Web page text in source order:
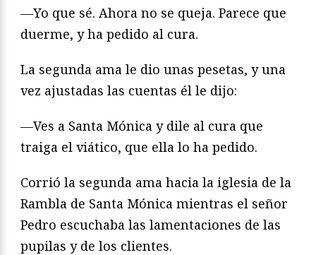
—Yo que sé. Ahora no se queja. Parece que
duerme, y ha pedido al cura.
La segunda ama le dio unas pesetas, y una
vez ajustadas las cuentas él le dijo:
—Ves a Santa Mónica y dile al cura que
traiga el viático, que ella lo ha pedido.
Corrió la segunda ama hacia la iglesia de la
Rambla de Santa Mónica mientras el señor
Pedro escuchaba las lamentaciones de las
pupilas y de los clientes.